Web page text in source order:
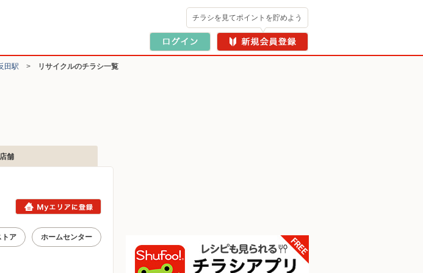
チラシを見てポイントを貯めよう
田駅 > リサイクルのチラシ一覧
店舗
トア ホームセンター